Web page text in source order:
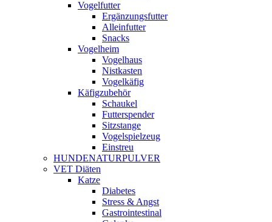
Vogelfutter
Ergänzungsfutter
Alleinfutter
Snacks
Vogelheim
Vogelhaus
Nistkasten
Vogelkäfig
Käfigzubehör
Schaukel
Futterspender
Sitzstange
Vogelspielzeug
Einstreu
HUNDENATURPULVER
VET Diäten
Katze
Diabetes
Stress & Angst
Gastrointestinal